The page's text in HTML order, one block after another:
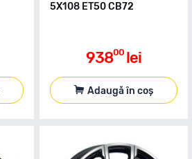
5X108 ET50 CB72
93800 lei
Adaugă în coș